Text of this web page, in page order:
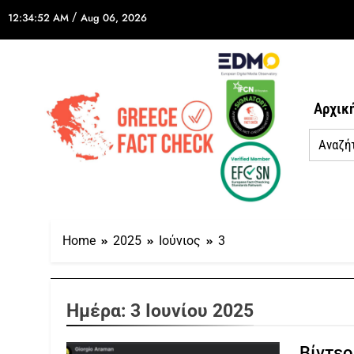
12:34:52 AM / Aug 06, 2026
Home 2025 Ιούνιος 3
Ημέρα: 3 Ιουνίου 2025